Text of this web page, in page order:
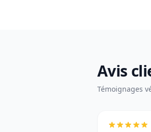
Avis
Témoignages